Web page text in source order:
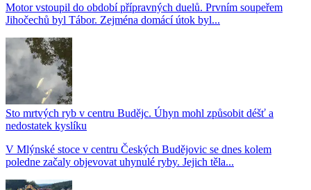
Motor vstoupil do období přípravných duelů. Prvním soupeřem
Jihočechů byl Tábor. Zejména domácí útok byl...
Sto mrtvých ryb v centru Budějc. Úhyn mohl způsobit déšť a
nedostatek kyslíku
V Mlýnské stoce v centru Českých Budějovic se dnes kolem
poledne začaly objevovat uhynulé ryby. Jejich těla...